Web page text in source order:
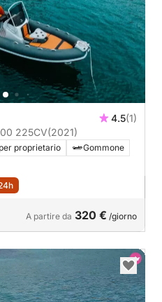
4.5(1)
Gommone Highfield Sport 700 225CV(2021)
proprietario
Gommone
A partire da 320 € /giorno